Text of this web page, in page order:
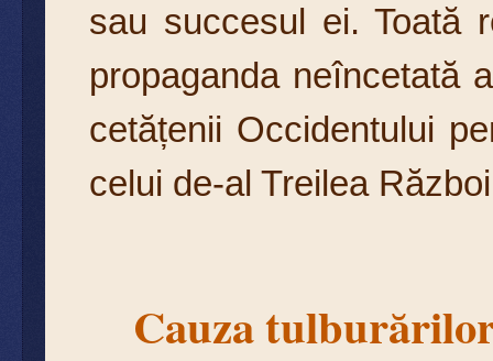
sau succesul ei. Toată
propaganda neîncetată
cetățenii Occidentului
celui de-al Treilea
Cauza